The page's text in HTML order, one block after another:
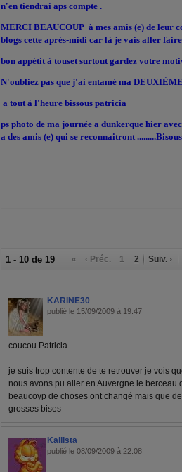
n'en tiendrai aps compte .
MERCI BEAUCOUP à mes amis (e) de leur
blogs cette aprés-midi car là je vais aller
bon appétit à touset surtout gardez votre
N'oubliez pas que j'ai entamé ma
a tout à l'heure bissous patricia
ps photo de ma journée a dunkerque hier
a des amis (e) qui se reconnaitront
1 - 10 de 19 « ‹ Préc. 1 2 Suiv. ›
KARINE30
publié le 15/09/2009 à 19:47
coucou Patricia
je suis trop contente de te retrouver je vois
nous avons pu aller en Auvergne le berceau
beaucoyp de choses ont changé mais que
grosses bises
Kallista
publié le 08/09/2009 à 22:08